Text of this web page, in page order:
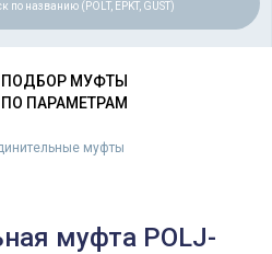
ПОДБОР МУФТЫ
ПО ПАРАМЕТРАМ
муфты
муфта POLJ-